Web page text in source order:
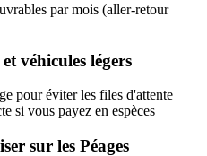
par mois (aller-retour
véhicules légers
pour éviter les files d'attente
si vous payez en espèces
sur les Péages